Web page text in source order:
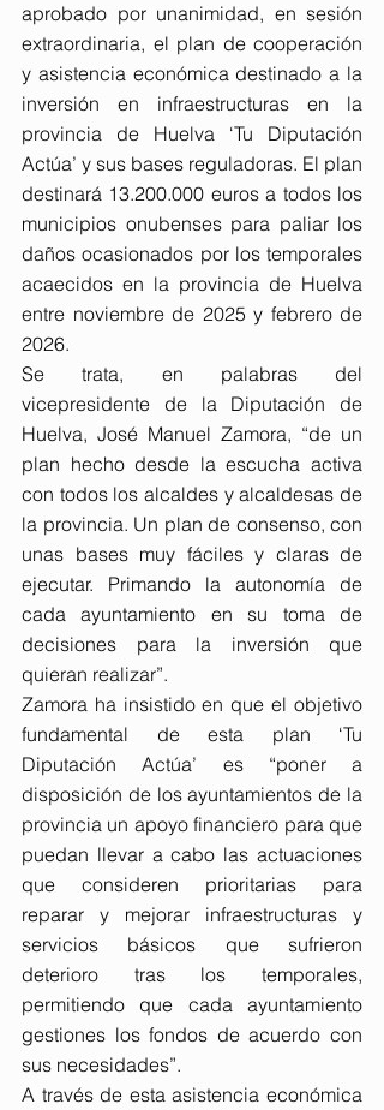
aprobado por unanimidad, en sesión
extraordinaria, el plan de cooperación
y asistencia económica destinado a la
inversión en infraestructuras en la
provincia de Huelva ‘Tu Diputación
Actúa’ y sus bases reguladoras. El plan
destinará 13.200.000 euros a todos los
municipios onubenses para paliar los
daños ocasionados por los temporales
acaecidos en la provincia de Huelva
entre noviembre de 2025 y febrero de
2026.
Se trata, en palabras del
vicepresidente de la Diputación de
Huelva, José Manuel Zamora, “de un
plan hecho desde la escucha activa
con todos los alcaldes y alcaldesas de
la provincia. Un plan de consenso, con
unas bases muy fáciles y claras de
ejecutar. Primando la autonomía de
cada ayuntamiento en su toma de
decisiones para la inversión que
quieran realizar”.
Zamora ha insistido en que el objetivo
fundamental de esta plan ‘Tu
Diputación Actúa’ es “poner a
disposición de los ayuntamientos de la
provincia un apoyo financiero para que
puedan llevar a cabo las actuaciones
que consideren prioritarias para
reparar y mejorar infraestructuras y
servicios básicos que sufrieron
deterioro tras los temporales,
permitiendo que cada ayuntamiento
gestiones los fondos de acuerdo con
sus necesidades”.
A través de esta asistencia económica